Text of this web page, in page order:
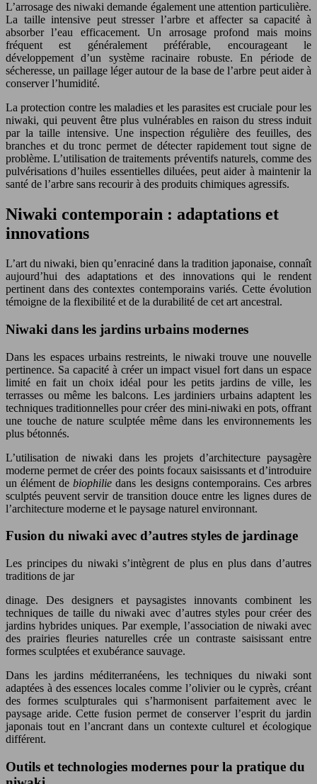
L’arrosage des niwaki demande également une attention particulière.
La taille intensive peut stresser l’arbre et affecter sa capacité à
absorber l’eau efficacement. Un arrosage profond mais moins
fréquent est généralement préférable, encourageant le
développement d’un système racinaire robuste. En période de
sécheresse, un paillage léger autour de la base de l’arbre peut aider à
conserver l’humidité.
La protection contre les maladies et les parasites est cruciale pour les
niwaki, qui peuvent être plus vulnérables en raison du stress induit
par la taille intensive. Une inspection régulière des feuilles, des
branches et du tronc permet de détecter rapidement tout signe de
problème. L’utilisation de traitements préventifs naturels, comme des
pulvérisations d’huiles essentielles diluées, peut aider à maintenir la
santé de l’arbre sans recourir à des produits chimiques agressifs.
Niwaki contemporain : adaptations et
innovations
L’art du niwaki, bien qu’enraciné dans la tradition japonaise, connaît
aujourd’hui des adaptations et des innovations qui le rendent
pertinent dans des contextes contemporains variés. Cette évolution
témoigne de la flexibilité et de la durabilité de cet art ancestral.
Niwaki dans les jardins urbains modernes
Dans les espaces urbains restreints, le niwaki trouve une nouvelle
pertinence. Sa capacité à créer un impact visuel fort dans un espace
limité en fait un choix idéal pour les petits jardins de ville, les
terrasses ou même les balcons. Les jardiniers urbains adaptent les
techniques traditionnelles pour créer des mini-niwaki en pots, offrant
une touche de nature sculptée même dans les environnements les
plus bétonnés.
L’utilisation de niwaki dans les projets d’architecture paysagère
moderne permet de créer des points focaux saisissants et d’introduire
un élément debiophiliedans les designs contemporains. Ces arbres
sculptés peuvent servir de transition douce entre les lignes dures de
l’architecture moderne et le paysage naturel environnant.
Fusion du niwaki avec d’autres styles de jardinage
Les principes du niwaki s’intègrent de plus en plus dans d’autres
traditions de jar
dinage. Des designers et paysagistes innovants combinent les
techniques de taille du niwaki avec d’autres styles pour créer des
jardins hybrides uniques. Par exemple, l’association de niwaki avec
des prairies fleuries naturelles crée un contraste saisissant entre
formes sculptées et exubérance sauvage.
Dans les jardins méditerranéens, les techniques du niwaki sont
adaptées à des essences locales comme l’olivier ou le cyprès, créant
des formes sculpturales qui s’harmonisent parfaitement avec le
paysage aride. Cette fusion permet de conserver l’esprit du jardin
japonais tout en l’ancrant dans un contexte culturel et écologique
différent.
Outils et technologies modernes pour la pratique du